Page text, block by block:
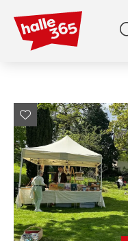
zum
Inhalt